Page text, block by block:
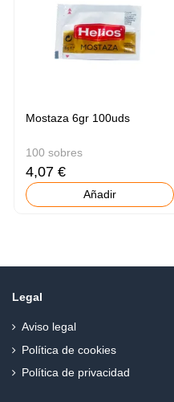
Mostaza 6gr 100uds
100 sobres
4,07 €
Añadir
Legal
Aviso legal
Política de cookies
Política de privacidad